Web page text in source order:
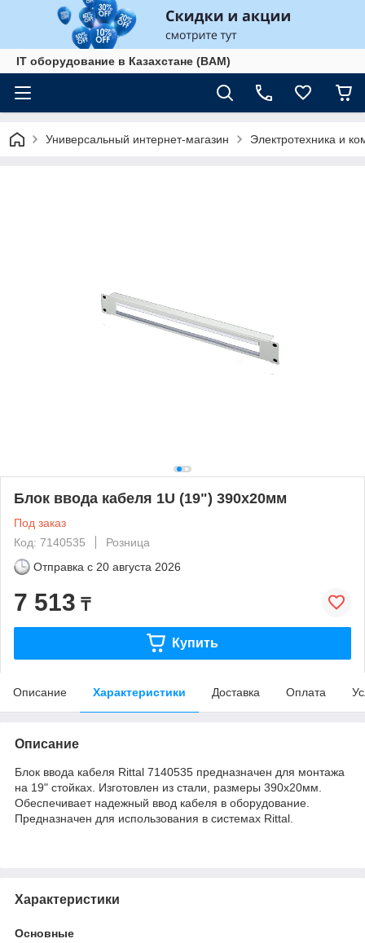
IT оборудование в Казахстане (BAM)
Универсальный интернет-магазин Электротехника и
Блок ввода кабеля 1U (19") 390x20мм
Под заказ
Код: 7140535
Розница
Отправка с 20 августа 2026
7 513 ₸
Купить
Описание Характеристики Доставка Оплата
Описание
Блок ввода кабеля Rittal 7140535 предназначен для монтажа
на 19" стойках. Изготовлен из стали, размеры 390x20мм.
Обеспечивает надежный ввод кабеля в оборудование.
Предназначен для использования в системах Rittal.
Характеристики
Основные